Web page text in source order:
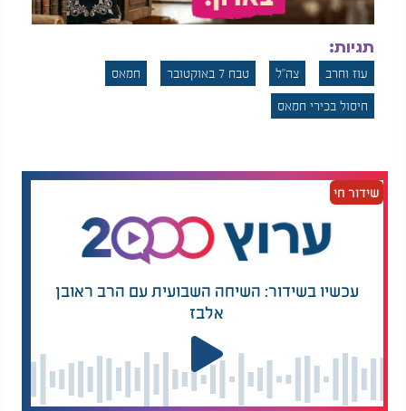
תגיות:
עוז וחרב צה"ל טבח 7 באוקטובר
חמאס
חיסול בכירי חמאס
שידור חי
עכשיו בשידור: השיחה השבועית עם הרב ראובן
אלבז